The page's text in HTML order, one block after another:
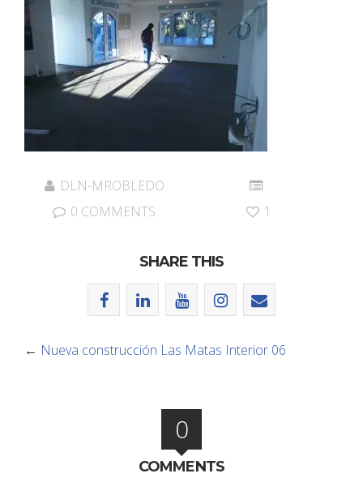
DLN-MROBLEDO
0 COMMENTS
1
SHARE THIS
← Nueva construcción Las Matas Interior 06
0
COMMENTS